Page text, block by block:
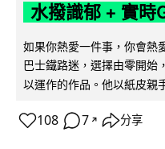
水撥識郁 + 實時
如果你熱愛一件事，你會熱
巴士鐵路迷，選擇由零開始
以運作的作品。他以紙皮親
108 7 ↗ 分享